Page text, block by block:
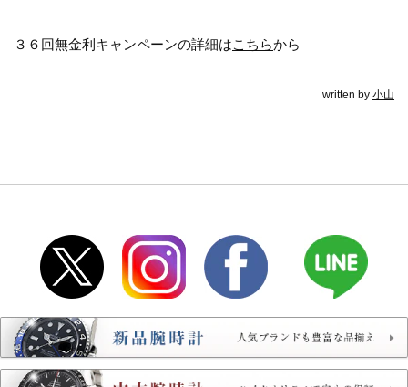
３６回無金利キャンペーンの詳細はこちらから
written by 小山